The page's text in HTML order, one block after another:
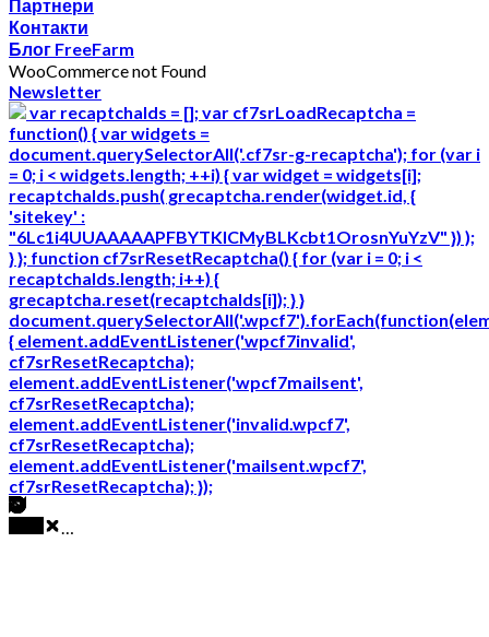
Партнери
Контакти
Блог FreeFarm
WooCommerce not Found
Newsletter
var recaptchaIds = []; var cf7srLoadRecaptcha =
function() { var widgets =
document.querySelectorAll('.cf7sr-g-recaptcha'); for (var i
= 0; i < widgets.length; ++i) { var widget = widgets[i];
recaptchaIds.push( grecaptcha.render(widget.id, {
'sitekey' :
"6Lc1i4UUAAAAAPFBYTKICMyBLKcbt1OrosnYuYzV" }) );
} }; function cf7srResetRecaptcha() { for (var i = 0; i <
recaptchaIds.length; i++) {
grecaptcha.reset(recaptchaIds[i]); } }
{ element.addEventListener('wpcf7invalid',
cf7srResetRecaptcha);
element.addEventListener('wpcf7mailsent',
cf7srResetRecaptcha);
element.addEventListener('invalid.wpcf7',
cf7srResetRecaptcha);
element.addEventListener('mailsent.wpcf7',
cf7srResetRecaptcha); });
…